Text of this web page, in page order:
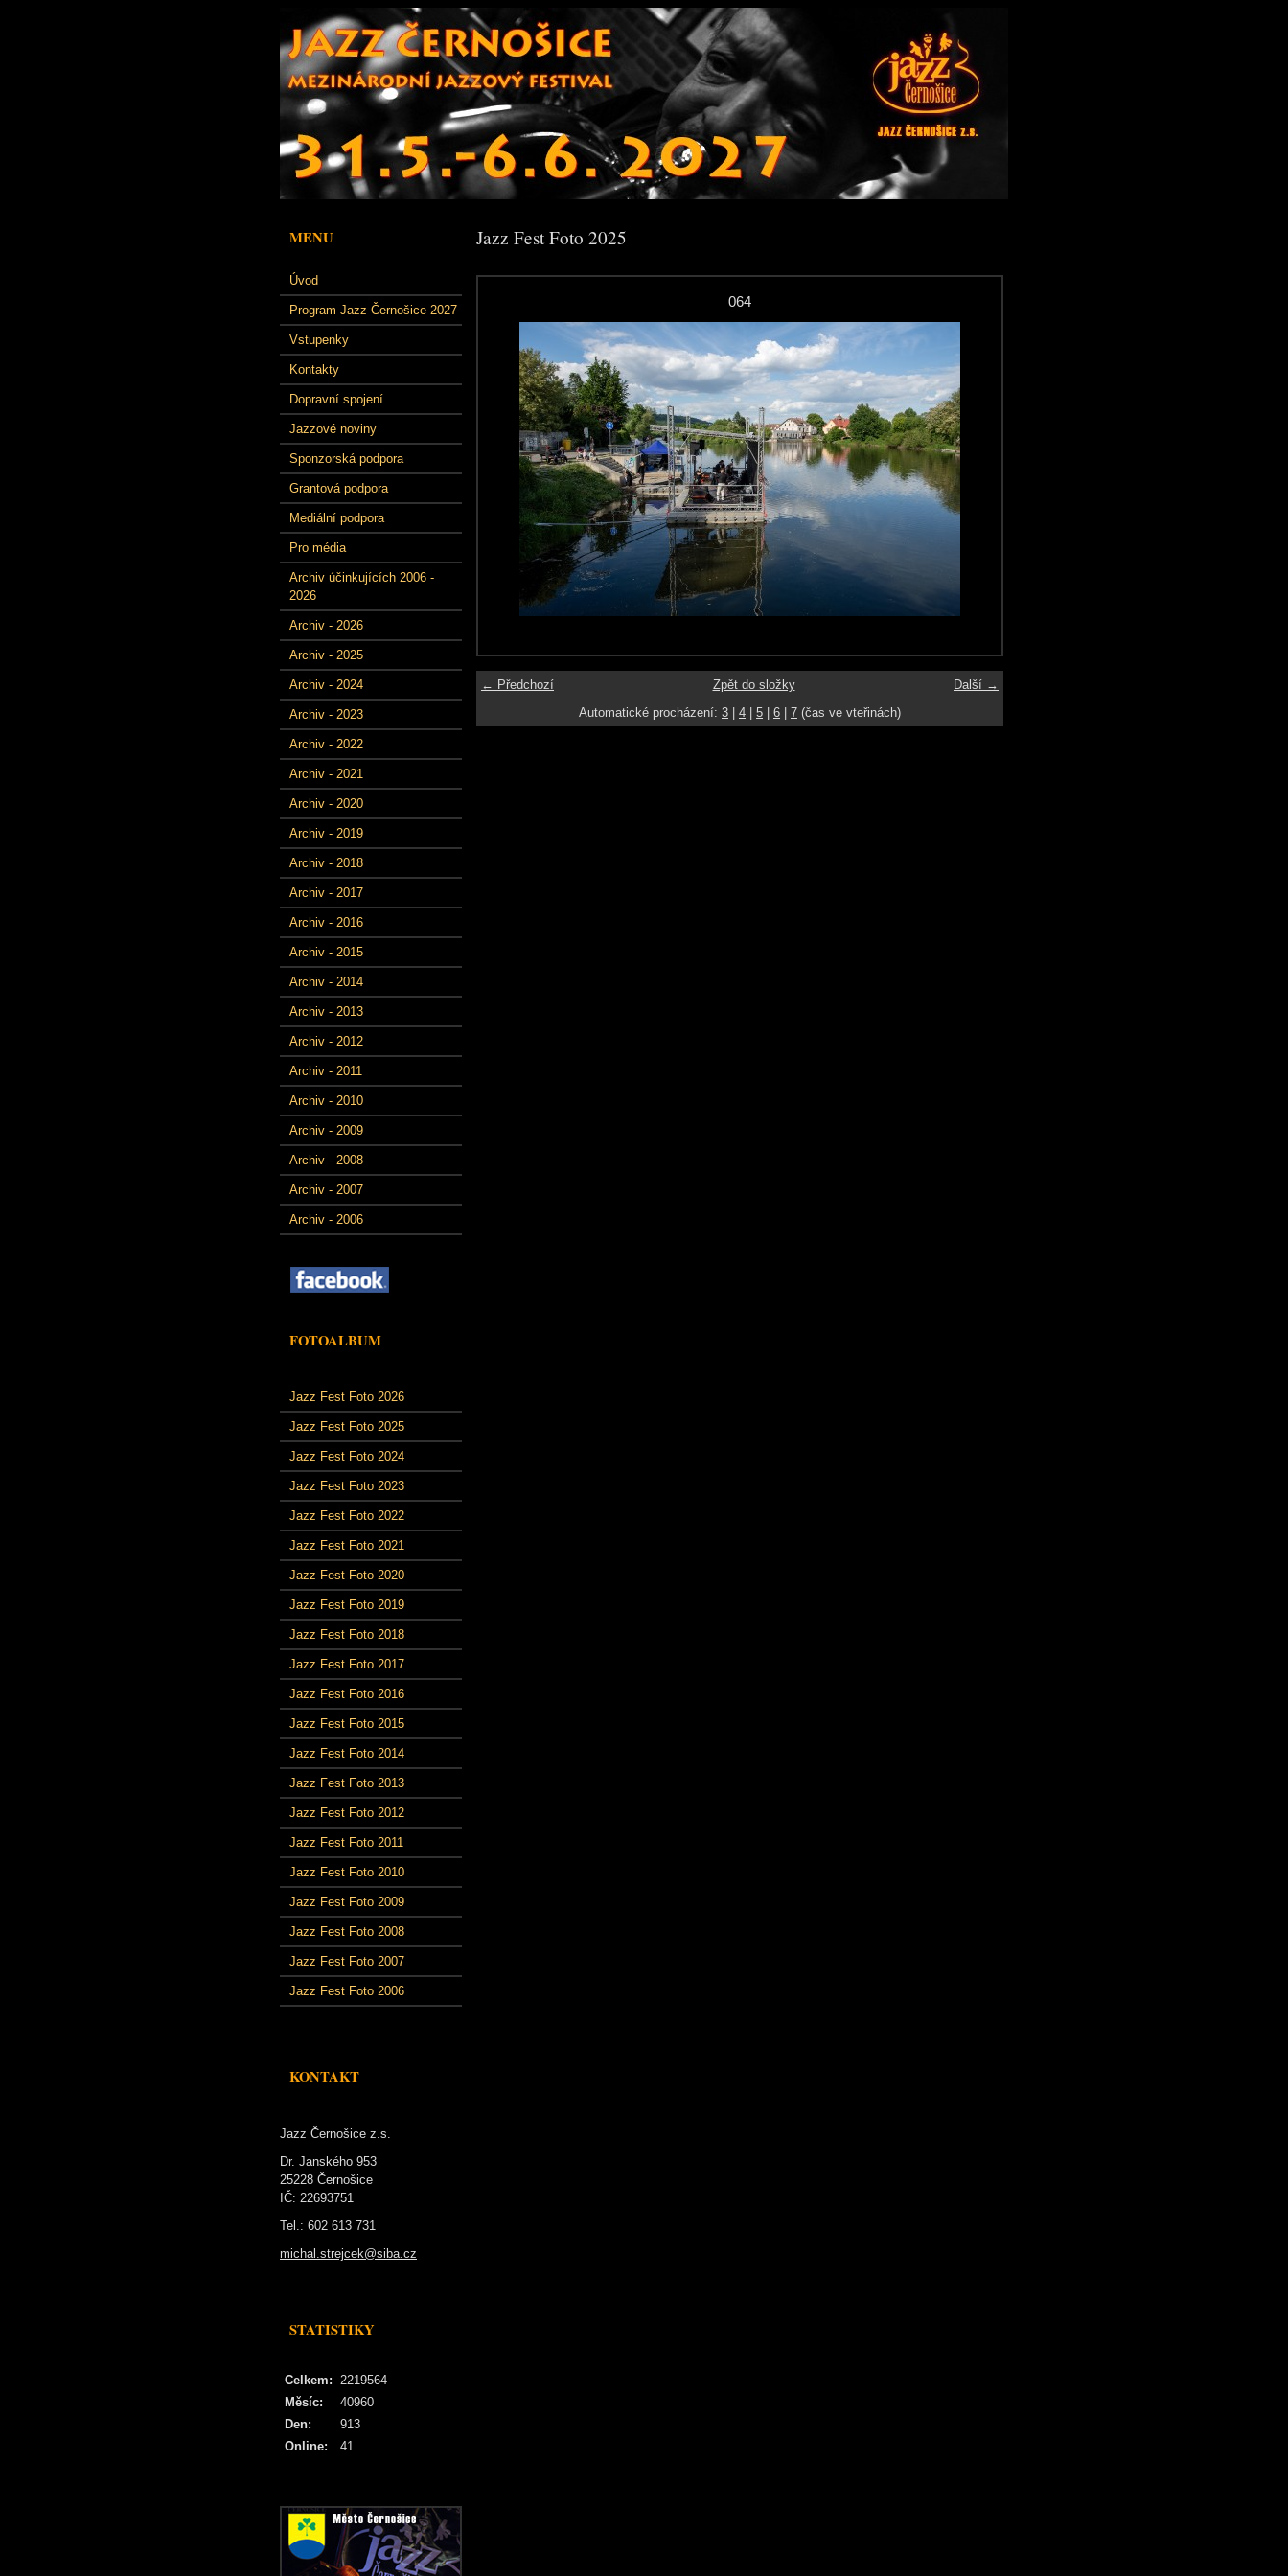
MENU
Úvod
Program Jazz Černošice 2027
Vstupenky
Kontakty
Dopravní spojení
Jazzové noviny
Sponzorská podpora
Grantová podpora
Mediální podpora
Pro média
Archiv účinkujících 2006 -
2026
Archiv - 2026
Archiv - 2025
Archiv - 2024
Archiv - 2023
Archiv - 2022
Archiv - 2021
Archiv - 2020
Archiv - 2019
Archiv - 2018
Archiv - 2017
Archiv - 2016
Archiv - 2015
Archiv - 2014
Archiv - 2013
Archiv - 2012
Archiv - 2011
Archiv - 2010
Archiv - 2009
Archiv - 2008
Archiv - 2007
Archiv - 2006
FOTOALBUM
Jazz Fest Foto 2026
Jazz Fest Foto 2025
Jazz Fest Foto 2024
Jazz Fest Foto 2023
Jazz Fest Foto 2022
Jazz Fest Foto 2021
Jazz Fest Foto 2020
Jazz Fest Foto 2019
Jazz Fest Foto 2018
Jazz Fest Foto 2017
Jazz Fest Foto 2016
Jazz Fest Foto 2015
Jazz Fest Foto 2014
Jazz Fest Foto 2013
Jazz Fest Foto 2012
Jazz Fest Foto 2011
Jazz Fest Foto 2010
Jazz Fest Foto 2009
Jazz Fest Foto 2008
Jazz Fest Foto 2007
Jazz Fest Foto 2006
KONTAKT
Jazz Černošice z.s.
Dr. Janského 953
25228 Černošice
IČ: 22693751
Tel.: 602 613 731
michal.strejcek@siba.cz
STATISTIKY
Online: 41
Celkem: 2219564
Měsíc:
40960
Den:
913
Jazz Fest Foto 2025
064
← Předchozí Další →
Zpět do složky
Automatické procházení: 3 4 5 6 7 (čas ve vteřinách)